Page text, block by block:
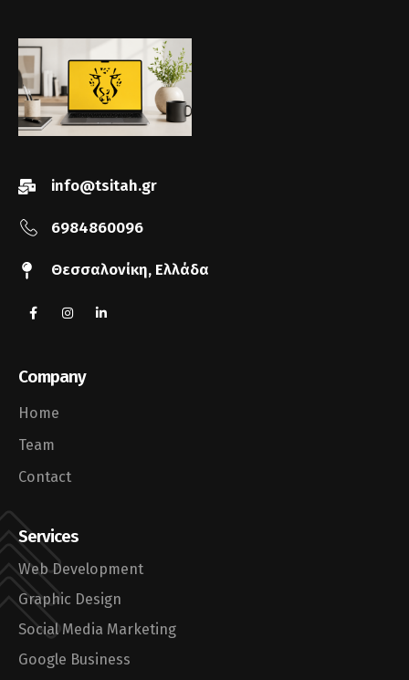
info@tsitah.gr
6984860096
Θεσσαλονίκη, Ελλάδα
Company
Home
Team
Contact
Services
Web Development
Graphic Design
Social Media Marketing
Google Business